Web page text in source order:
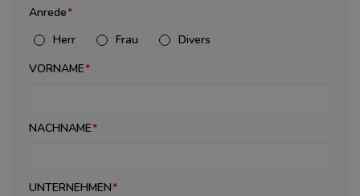
Anrede
Herr
Frau
Divers
VORNAME
NACHNAME
UNTERNEHMEN